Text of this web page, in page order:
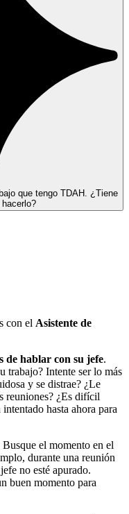
que tengo TDAH. ¿Tiene
con el Asistente de
de hablar con su jefe.
trabajo? Intente ser lo más
y se distrae? ¿Le
reuniones? ¿Es difícil
hasta ahora para
Busque el momento en el
durante una reunión
no esté apurado.
buen momento para